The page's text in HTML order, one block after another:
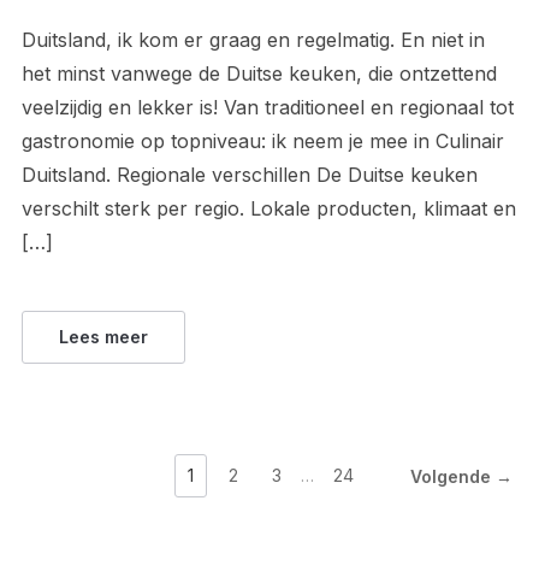
Duitsland, ik kom er graag en regelmatig. En niet in
het minst vanwege de Duitse keuken, die ontzettend
veelzijdig en lekker is! Van traditioneel en regionaal tot
gastronomie op topniveau: ik neem je mee in Culinair
Duitsland. Regionale verschillen De Duitse keuken
verschilt sterk per regio. Lokale producten, klimaat en
[…]
Lees meer
1 2 3 … 24 Volgende →